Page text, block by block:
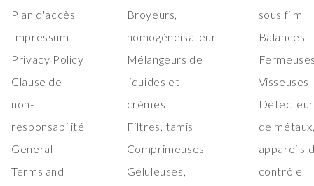
Plan d'accès
Impressum
Privacy Policy
Clause de
non-
responsabilité
General
Terms and
Broyeurs,
homogénéisateur
Mélangeurs de
liquides et
crèmes
Filtres, tamis
Comprimeuses
Géluleuses,
sous film
Balances
Visseuses
de
appareils
contrôle